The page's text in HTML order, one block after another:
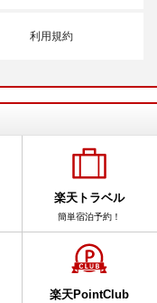
利用規約
楽天トラベル
簡単宿泊予約！
楽天PointClub